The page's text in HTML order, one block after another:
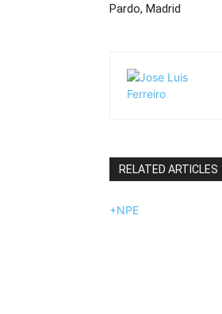
Pardo, Madrid
RELATED ARTICLES
+NPE